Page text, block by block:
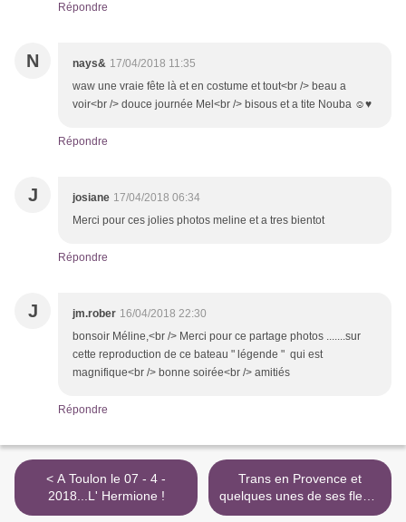
Répondre
N nays& 17/04/2018 11:35
waw une vraie fête là et en costume et tout<br /> beau a
voir<br /> douce journée Mel<br /> bisous et a tite Nouba ☺♥
Répondre
J josiane 17/04/2018 06:34
Merci pour ces jolies photos meline et a tres bientot
Répondre
J jm.rober 16/04/2018 22:30
bonsoir Méline,<br /> Merci pour ce partage photos .......sur
cette reproduction de ce bateau " légende " qui est
magnifique<br /> bonne soirée<br /> amitiés
Répondre
< A Toulon le 07 - 4 -
2018...L' Hermione !
Trans en Provence et
quelques unes de ses fleurs
! >